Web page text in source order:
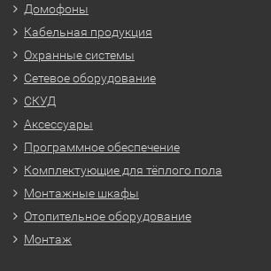
Домофоны
Кабельная продукция
Охранные системы
Сетевое оборудование
СКУД
Аксессуары
Программное обеспечение
Комплектующие для тёплого пола
Монтажные шкафы
Отопительное оборудование
Монтаж